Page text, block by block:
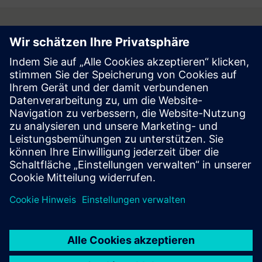
Follow
Press | Company | Siemens
© Siemens 1996 – 2026
Corporate Information
Privacy Notice
Cookie Notice
Digital ID